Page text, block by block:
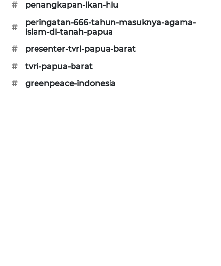
# penangkapan-ikan-hiu
#
peringatan-666-tahun-masuknya-agama-
islam-di-tanah-papua
#
presenter-tvri-papua-barat
#
tvri-papua-barat
#
greenpeace-indonesia
ANUGERAH
NEWS
AKHLAK
ID